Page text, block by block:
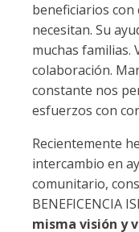
beneficiarios con
necesitan. Su
muchas familias.
colaboración.
constante nos
esfuerzos con
Recientemente
intercambio en
comunitario,
BENEFICENCIA
misma visión y